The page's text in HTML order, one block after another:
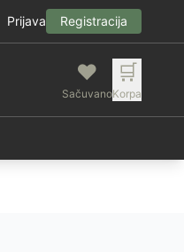
Prijava Registracija
❤️
Sačuvano
🛒
Korpa